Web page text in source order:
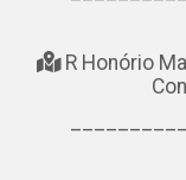
R Honório